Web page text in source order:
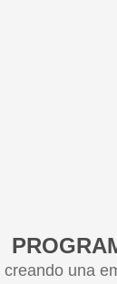
creando una